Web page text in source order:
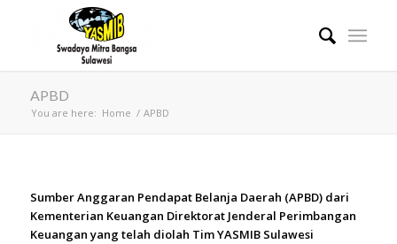
APBD
You are here: Home / APBD
Sumber Anggaran Pendapat Belanja Daerah (APBD) dari
Kementerian Keuangan Direktorat Jenderal Perimbangan
Keuangan yang telah diolah Tim YASMIB Sulawesi